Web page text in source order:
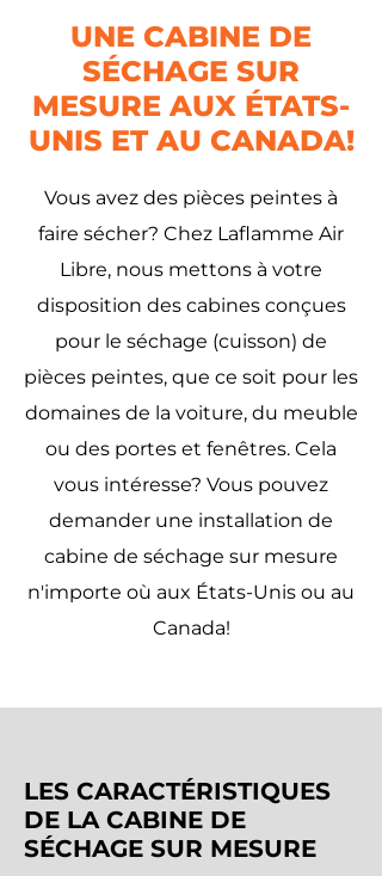
UNE CABINE DE
SÉCHAGE SUR
MESURE AUX ÉTATS-
UNIS ET AU CANADA!
Vous avez des pièces peintes à
faire sécher? Chez Laflamme Air
Libre, nous mettons à votre
disposition des cabines conçues
pour le séchage (cuisson) de
pièces peintes, que ce soit pour les
domaines de la voiture, du meuble
ou des portes et fenêtres. Cela
vous intéresse? Vous pouvez
demander une installation de
cabine de séchage sur mesure
n'importe où aux États-Unis ou au
Canada!
LES CARACTÉRISTIQUES
DE LA CABINE DE
SÉCHAGE SUR MESURE